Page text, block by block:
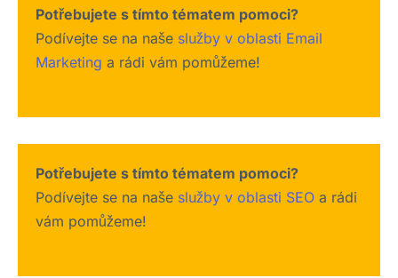
Potřebujete s tímto tématem pomoci?
Podívejte se na naše služby v oblasti Email
Marketing a rádi vám pomůžeme!
Potřebujete s tímto tématem pomoci?
Podívejte se na naše služby v oblasti SEO a rádi
vám pomůžeme!